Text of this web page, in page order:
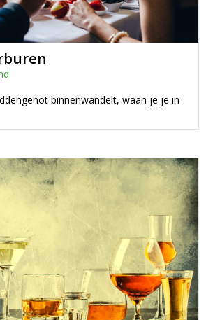
binnenwandelt, waan je je in